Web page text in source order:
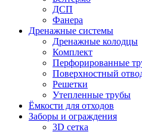
ДСП
Фанера
Дренажные системы
Дренажные колодцы
Комплект
Перфорированные
Поверхностный
Решетки
Утепленные трубы
Ёмкости для отходов
Заборы и ограждения
3D сетка